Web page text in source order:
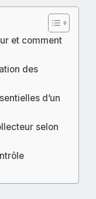
et comment
des
d’un
selon